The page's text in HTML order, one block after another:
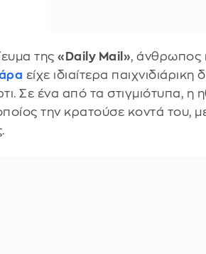
της«Daily Mail», άνθρωπος
είχε ιδιαίτερα
Σε ένα από τα στιγμιότυπα, η
την κρατούσε κοντά του,